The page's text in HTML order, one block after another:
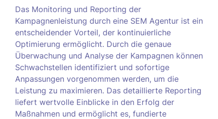
Das Monitoring und Reporting der
Kampagnenleistung durch eine SEM Agentur ist ein
entscheidender Vorteil, der kontinuierliche
Optimierung ermöglicht. Durch die genaue
Überwachung und Analyse der Kampagnen können
Schwachstellen identifiziert und sofortige
Anpassungen vorgenommen werden, um die
Leistung zu maximieren. Das detaillierte Reporting
liefert wertvolle Einblicke in den Erfolg der
Maßnahmen und ermöglicht es, fundierte